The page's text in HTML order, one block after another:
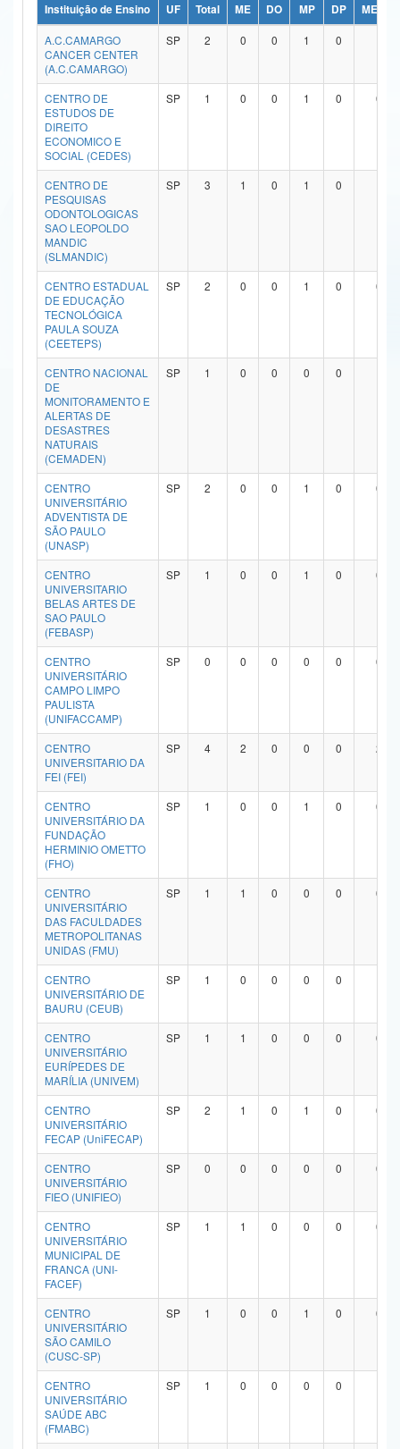
Ministério da Ciência, Tecnologia, Inovações e Comunicações
Ministério do Meio Ambiente
Ministério do Turismo
Ministério do Desenvolvimento Regional
Controladoria-Geral da União
Ministério da Mulher, da Família e dos Direitos Humanos
Secretaria-Geral
Secretaria de Governo
Gabinete de Segurança Institucional
Advocacia-Geral da União
Banco Central do Brasil
Instituição de Ensino UF Total ME DO MP DP
ME/DO
A.C.CAMARGO
CANCER CENTER
(A.C.CAMARGO)
SP 2 0 0 1 0
CENTRO DE
ESTUDOS DE
DIREITO
ECONOMICO E
SOCIAL (CEDES)
SP 1 0 0 1 0 0
CENTRO DE
PESQUISAS
ODONTOLOGICAS
SAO LEOPOLDO
MANDIC
(SLMANDIC)
SP 3 1 0 1 0
CENTRO ESTADUAL
DE EDUCAÇÃO
TECNOLÓGICA
PAULA SOUZA
(CEETEPS)
SP 2 0 0 1 0 0
CENTRO NACIONAL
DE
MONITORAMENTO E
ALERTAS DE
DESASTRES
NATURAIS
(CEMADEN)
SP 1 0 0 0 0
CENTRO
UNIVERSITÁRIO
ADVENTISTA DE
SÃO PAULO
(UNASP)
SP 2 0 0 1 0 0
CENTRO
UNIVERSITARIO
BELAS ARTES DE
SAO PAULO
(FEBASP)
SP 1 0 0 1 0 0
CENTRO
UNIVERSITÁRIO
CAMPO LIMPO
PAULISTA
(UNIFACCAMP)
SP 0 0 0 0 0 0
CENTRO
UNIVERSITARIO DA
FEI (FEI)
SP 4 2 0 0 0 2
CENTRO
UNIVERSITÁRIO DA
FUNDAÇÃO
HERMINIO OMETTO
(FHO)
SP 1 0 0 1 0 0
CENTRO
UNIVERSITÁRIO
DAS FACULDADES
METROPOLITANAS
UNIDAS (FMU)
SP 1 1 0 0 0 0
CENTRO
UNIVERSITÁRIO DE
BAURU (CEUB)
SP 1 0 0 0 0
CENTRO
UNIVERSITÁRIO
EURÍPEDES DE
MARÍLIA (UNIVEM)
SP 1 1 0 0 0 0
CENTRO
UNIVERSITÁRIO
FECAP (UniFECAP)
SP 2 1 0 1 0 0
CENTRO
UNIVERSITÁRIO
FIEO (UNIFIEO)
SP 0 0 0 0 0 0
CENTRO
UNIVERSITÁRIO
MUNICIPAL DE
FRANCA (UNI-
FACEF)
SP 1 1 0 0 0 0
CENTRO
UNIVERSITÁRIO
SÃO CAMILO
(CUSC-SP)
SP 1 0 0 1 0 0
CENTRO
UNIVERSITÁRIO
SAÚDE ABC
(FMABC)
SP 1 0 0 0 0